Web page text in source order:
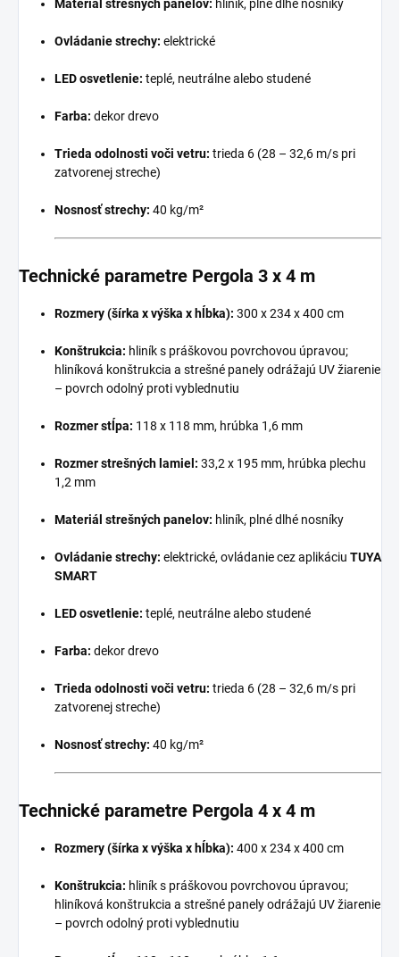
Materiál strešných panelov: hliník, plné dlhé nosníky
Ovládanie strechy: elektrické
LED osvetlenie: teplé, neutrálne alebo studené
Farba: dekor drevo
Trieda odolnosti voči vetru: trieda 6 (28 – 32,6 m/s pri
zatvorenej streche)
Nosnosť strechy: 40 kg/m²
Technické parametre Pergola 3 x 4 m
Rozmery (šírka x výška x hĺbka): 300 x 234 x 400 cm
Konštrukcia: hliník s práškovou povrchovou úpravou;
hliníková konštrukcia a strešné panely odrážajú UV žiarenie
– povrch odolný proti vyblednutiu
Rozmer stĺpa: 118 x 118 mm, hrúbka 1,6 mm
Rozmer strešných lamiel: 33,2 x 195 mm, hrúbka plechu
1,2 mm
Materiál strešných panelov: hliník, plné dlhé nosníky
Ovládanie strechy: elektrické, ovládanie cez aplikáciu TUYA
SMART
LED osvetlenie: teplé, neutrálne alebo studené
Farba: dekor drevo
Trieda odolnosti voči vetru: trieda 6 (28 – 32,6 m/s pri
zatvorenej streche)
Nosnosť strechy: 40 kg/m²
Technické parametre Pergola 4 x 4 m
Rozmery (šírka x výška x hĺbka): 400 x 234 x 400 cm
Konštrukcia: hliník s práškovou povrchovou úpravou;
hliníková konštrukcia a strešné panely odrážajú UV žiarenie
– povrch odolný proti vyblednutiu